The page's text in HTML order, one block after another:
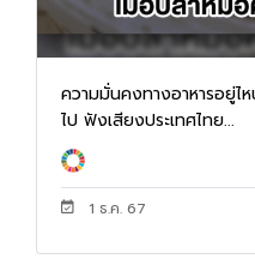
ความมั่นคงทางอาหารอยู่ไ
ไป ฟังเสียงประเทศไทย...
1 ธ.ค. 67